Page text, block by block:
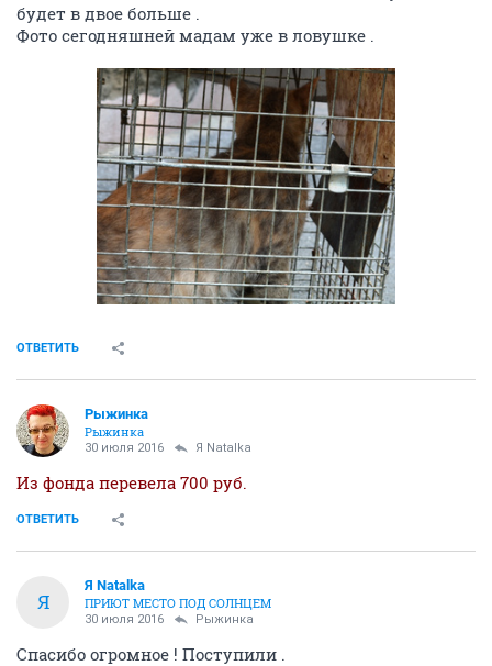
будет в двое больше .
Фото сегодняшней мадам уже в ловушке .
ОТВЕТИТЬ
Рыжинка
Рыжинка
30 июля 2016 Я Natalka
Из фонда перевела 700 руб.
ОТВЕТИТЬ
Я
Я Natalka
ПРИЮТ МЕСТО ПОД СОЛНЦЕМ
30 июля 2016 Рыжинка
Спасибо огромное ! Поступили .